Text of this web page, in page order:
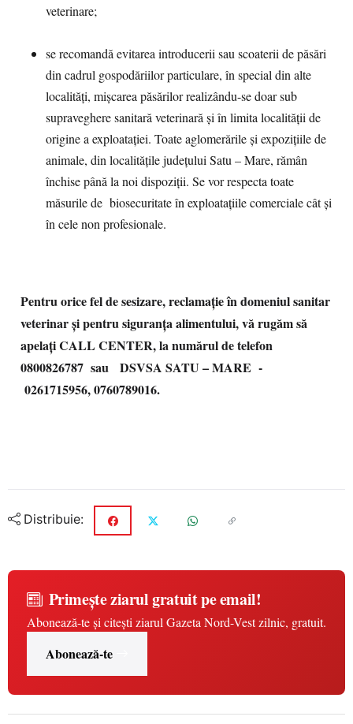
veterinare;
se recomandă evitarea introducerii sau scoaterii de păsări
din cadrul gospodăriilor particulare, în special din alte
localități, mișcarea păsărilor realizându-se doar sub
supraveghere sanitară veterinară și în limita localității de
origine a exploatației. Toate aglomerările și expozițiile de
animale, din localitățile județului Satu – Mare, rămân
închise până la noi dispoziții. Se vor respecta toate
măsurile de biosecuritate în exploatațiile comerciale cât și
în cele non profesionale.
Pentru orice fel de sesizare, reclamație în domeniul sanitar
veterinar și pentru siguranța alimentului, vă rugăm să
apelați CALL CENTER, la numărul de telefon
0800826787 sau DSVSA SATU – MARE -
0261715956, 0760789016.
Distribuie:
Primește ziarul gratuit pe email!
Abonează-te și citești ziarul Gazeta Nord-Vest zilnic, gratuit.
Abonează-te